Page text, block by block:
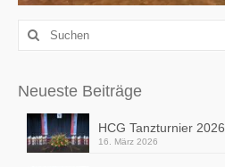
Suchen
nach:
Neueste Beiträge
HCG Tanzturnier 2026
16. März 2026